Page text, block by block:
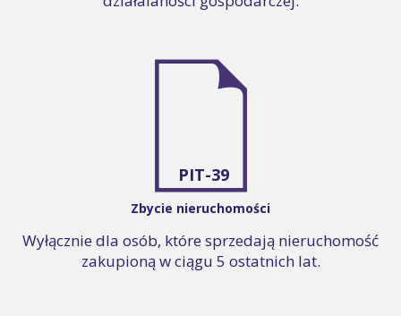
PIT-39
Zbycie nieruchomości
Wyłącznie dla osób, które sprzedają nieruchomość
zakupioną w ciągu 5 ostatnich lat.